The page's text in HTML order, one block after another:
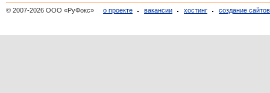
© 2007-2026 ООО «РуФокс» о проекте вакансии хостинг создание сайтов